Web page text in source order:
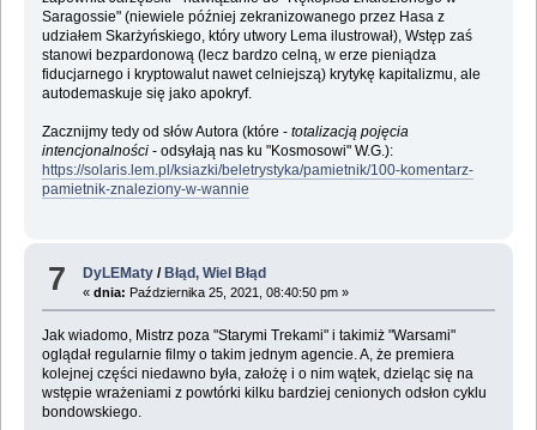
Saragossie" (niewiele później zekranizowanego przez Hasa z
udziałem Skarżyńskiego, który utwory Lema ilustrował), Wstęp zaś
stanowi bezpardonową (lecz bardzo celną, w erze pieniądza
fiducjarnego i kryptowalut nawet celniejszą) krytykę kapitalizmu, ale
autodemaskuje się jako apokryf.
Zacznijmy tedy od słów Autora (które - totalizacją pojęcia
intencjonalności- odsyłają nas ku "Kosmosowi" W.G.):
https://solaris.lem.pl/ksiazki/beletrystyka/pamietnik/100-komentarz-
pamietnik-znaleziony-w-wannie
7 DyLEMaty /Błąd, Wiel Błąd
«dnia: Października 25, 2021, 08:40:50 pm »
Jak wiadomo, Mistrz poza "Starymi Trekami" i takimiż "Warsami"
oglądał regularnie filmy o takim jednym agencie. A, że premiera
kolejnej części niedawno była, założę i o nim wątek, dzieląc się na
wstępie wrażeniami z powtórki kilku bardziej cenionych odsłon cyklu
bondowskiego.